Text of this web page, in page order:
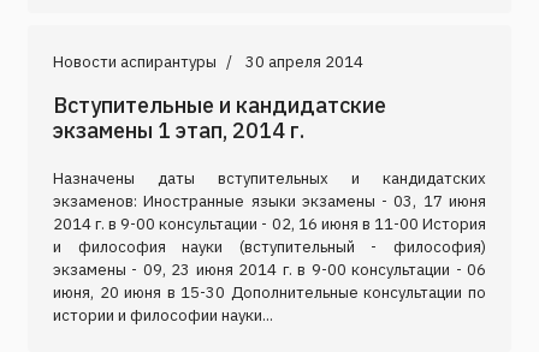
Новости аспирантуры 30 апреля 2014
Вступительные и кандидатские
экзамены 1 этап, 2014 г.
Назначены даты вступительных и кандидатских
экзаменов: Иностранные языки экзамены - 03, 17 июня
2014 г. в 9-00 консультации - 02, 16 июня в 11-00 История
и философия науки (вступительный - философия)
экзамены - 09, 23 июня 2014 г. в 9-00 консультации - 06
июня, 20 июня в 15-30 Дополнительные консультации по
истории и философии науки...